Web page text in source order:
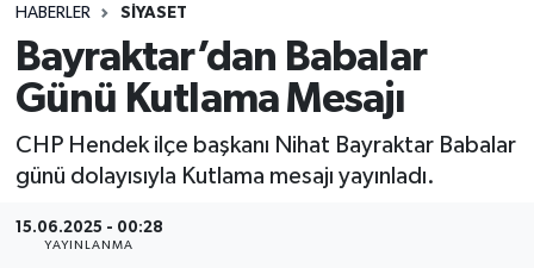
HABERLER SİYASET
Bayraktar’dan Babalar
Günü Kutlama Mesajı
CHP Hendek ilçe başkanı Nihat Bayraktar Babalar
günü dolayısıyla Kutlama mesajı yayınladı.
15.06.2025 - 00:28
YAYINLANMA
Süper Lig Puan Durumu ve Fikstür
Tüm Manşetler
Son Dakika Haberleri
Haber Arşivi